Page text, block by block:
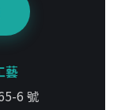
藝
6 號